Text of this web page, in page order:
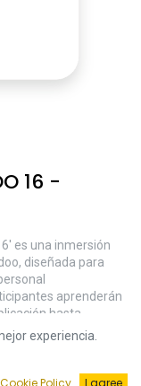
16 -
es una inmersión
diseñada para
aprenderán
hasta
de servicios en
de tiempo y
se ofrecerán
experiencia.
Cookie Policy I agree